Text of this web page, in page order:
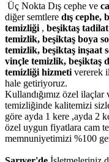
Üç Nokta Dış cephe ve
diğer semtlere dış cephe,
temizliği , beşiktaş tadilat
temizlik, beşiktaş boya
temizlik, beşiktaş inşaat
vinçle temizlik, beşiktaş
temizliği hizmeti vererek
hale getiriyoruz.
Kullandığımız özel
temizliğinde kalitemizi
göre ayda 1 kere ,ayda 2
özel uygun fiyatlara cam
memnuniyetimizi %100